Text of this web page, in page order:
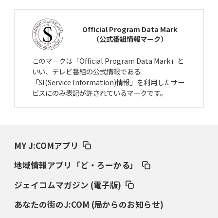
Official Program Data Mark
（公式番組情報マーク）
このマークは「Official Program Data Mark」と
いい、テレビ番組の公式情報である
「SI(Service Information)情報」を利用したサー
ビスにのみ表記が許されているマークです。
MY J:COMアプリ
地域情報アプリ「ど・ろーかる」
ジェイコムマガジン (電子版)
あなたの街のJ:COM (局からのお知らせ)